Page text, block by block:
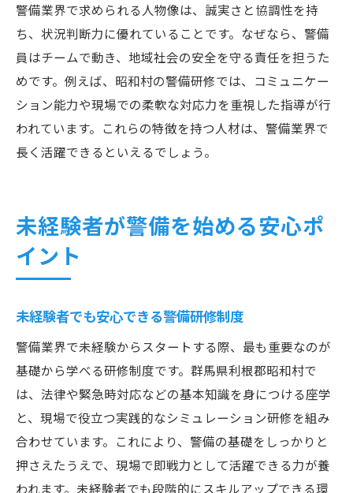
警備業界で目指せる将来のキャリア像
警備の仕事がもたらすやりがいと成長
昭和村で警備を始めた人の成功事例
警備知識の習得が未来を切り拓く理由
未経験から警備職で長く働くための秘訣
警備業界で求められる人物像は、誠実さと協調性を持
ち、状況判断力に優れていることです。なぜなら、警備
員はチームで動き、地域社会の安全を守る責任を担うた
めです。例えば、昭和村の警備研修では、コミュニケー
ション能力や現場での柔軟な対応力を重視した指導が行
われています。これらの特徴を持つ人材は、警備業界で
長く活躍できるといえるでしょう。
未経験者が警備を始める安心ポ
イント
未経験者でも安心できる警備研修制度
警備業界で未経験からスタートする際、最も重要なのが
基礎から学べる研修制度です。群馬県利根郡昭和村で
は、法律や緊急時対応などの基本知識を身につける座学
と、現場で役立つ実践的なシミュレーション研修を組み
合わせています。これにより、警備の基礎をしっかりと
押さえたうえで、現場で即戦力として活躍できる力が養
われます。未経験者でも段階的にスキルアップできる環